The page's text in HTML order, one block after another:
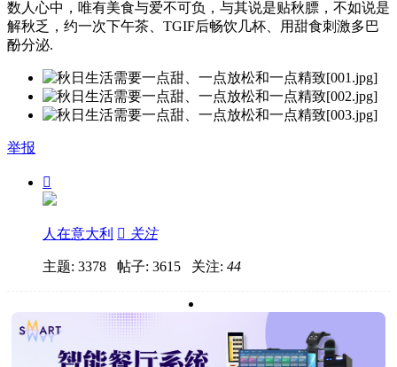
数人心中，唯有美食与爱不可负，与其说是贴秋膘，不如说是
解秋乏，约一次下午茶、TGIF后畅饮几杯、用甜食刺激多巴
酚分泌.
举报

人在意大利  关注
主题: 3378 帖子: 3615 关注: 44